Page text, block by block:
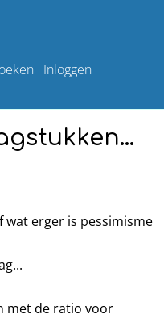
Inloggen
wat erger is pessimisme
met de ratio voor